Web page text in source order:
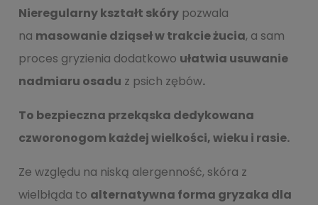
Nieregularny kształt skóry pozwala
na masowanie dziąseł w trakcie żucia, a sam
proces gryzienia dodatkowo ułatwia usuwanie
nadmiaru osadu z psich zębów.
To bezpieczna przekąska dedykowana
czworonogom każdej wielkości, wieku i rasie.
Ze względu na niską alergenność, skóra z
wielbłąda to alternatywna forma gryzaka dla